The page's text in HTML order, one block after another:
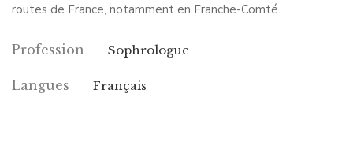
routes de France, notamment en Franche-Comté.
Profession Sophrologue
Langues Français